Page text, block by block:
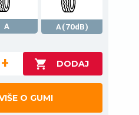
A
A(70dB)
+
O GUMI